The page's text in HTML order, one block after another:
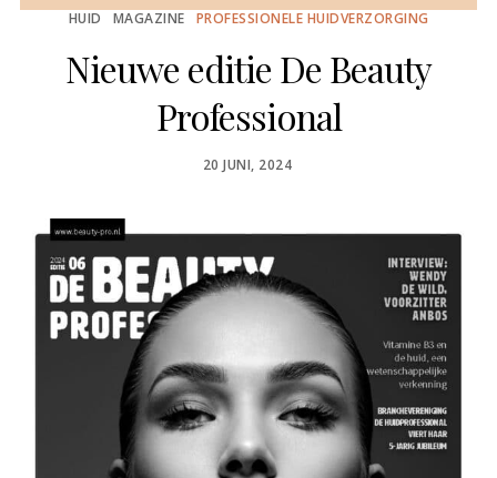
HUID MAGAZINE PROFESSIONELE HUIDVERZORGING
Nieuwe editie De Beauty
Professional
POSTED
20 JUNI, 2024